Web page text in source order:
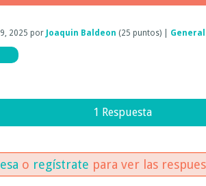
2025 por Joaquin Baldeon (25 puntos)
1 Respuesta
o regístrate para ver las